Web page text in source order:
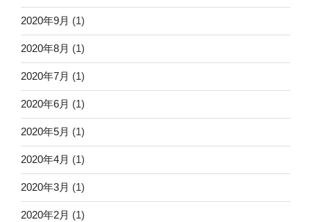
2020年9月 (1)
2020年8月 (1)
2020年7月 (1)
2020年6月 (1)
2020年5月 (1)
2020年4月 (1)
2020年3月 (1)
2020年2月 (1)